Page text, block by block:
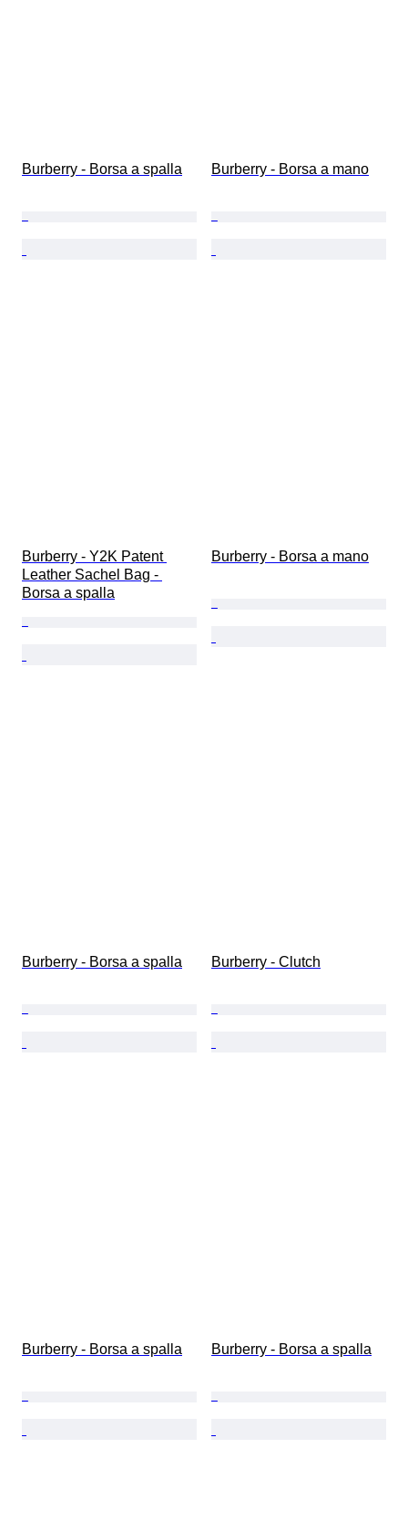
Burberry - Borsa a spalla Burberry - Borsa a mano
Burberry - Y2K Patent
Leather Sachel Bag -
Borsa a spalla
Burberry - Borsa a mano
Burberry - Borsa a spalla Burberry - Clutch
Burberry - Borsa a spalla Burberry - Borsa a spalla